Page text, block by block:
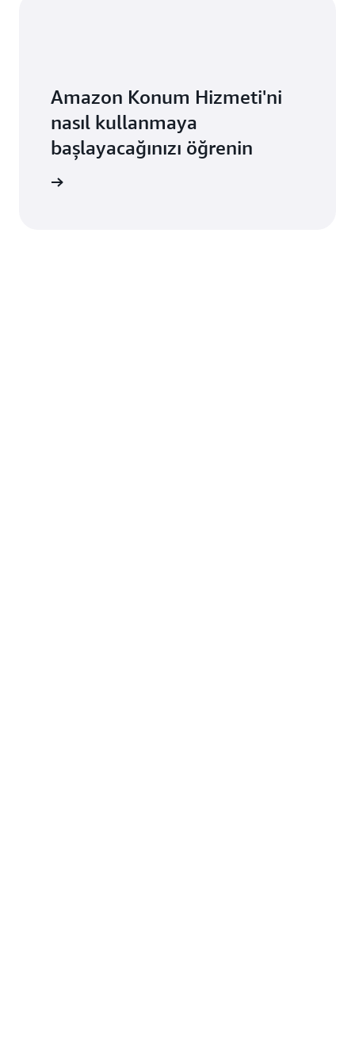
Amazon Konum Hizmeti'ni
nasıl kullanmaya
başlayacağınızı öğrenin